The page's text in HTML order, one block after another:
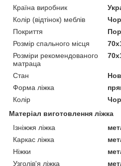
Країна виробник
Колір (відтінок) меблів
Покриття
Розмір спального місця
Розміри рекомендованого
матраца
Стан
Форма ліжка
Колір
Матеріал виготовлення ліжка
Ізніжжя ліжка
Каркас ліжка
Ніжки
Узголів'я ліжка